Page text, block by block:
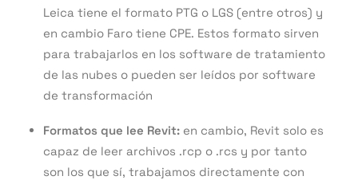
Leica tiene el formato PTG o LGS (entre otros) y
en cambio Faro tiene CPE. Estos formato sirven
para trabajarlos en los software de tratamiento
de las nubes o pueden ser leídos por software
de transformación
Formatos que lee Revit: en cambio, Revit solo es
capaz de leer archivos .rcp o .rcs y por tanto
son los que sí, trabajamos directamente con